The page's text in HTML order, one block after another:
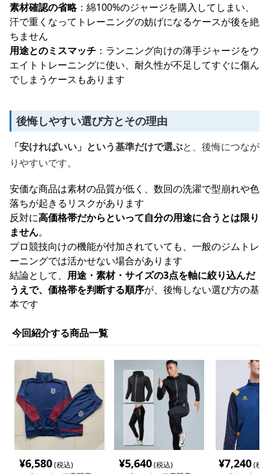
素材確認の省略：綿100%のジャージを購入してしまい、
汗で重くなってトレーニングの妨げになるケースが後を絶
ちません
用途とのミスマッチ ：ランニング向けの薄手ジャージをウ
エイトトレーニングに使い、耐久性が不足してすぐに傷ん
でしまうケースもあります
後悔しやすい選び方とその理由
「安ければいい」という基準だけで選ぶと、後悔につなが
りやすいです。
安価な商品は素材の品質が低く、数回の洗濯で型崩れや色
落ちが起きるリスクがあります
反対に高価格帯だからといって自分の用途に合うとは限り
ません。
プロ競技向けの機能が付加されていても、一般のジムトレ
ーニングでは活かせない場合があります
結論として、 用途・素材・サイズの3点を軸に絞り込んだ
うえで、価格帯を判断する順序が、後悔しない選び方の基
本です
今回紹介する商品一覧
¥6,580(税込)
¥5,640(税込)
¥7,240(税